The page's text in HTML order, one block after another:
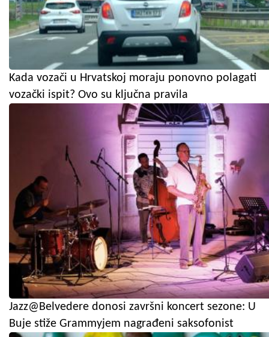
Kada vozači u Hrvatskoj moraju ponovno polagati
vozački ispit? Ovo su ključna pravila
Jazz@Belvedere donosi završni koncert sezone: U
Buje stiže Grammyjem nagrađeni saksofonist